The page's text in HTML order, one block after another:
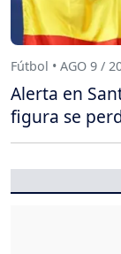
Fútbol • AGO 9 /
Alerta en
figura se